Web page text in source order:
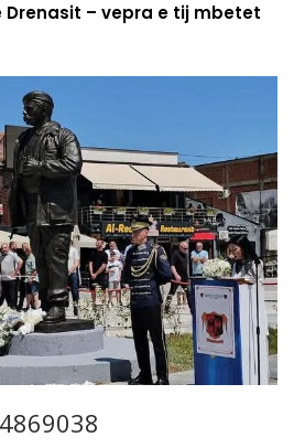
Drenasit – vepra e tij mbetet